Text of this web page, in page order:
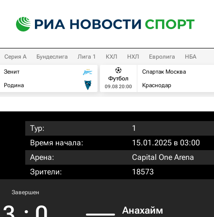
Серия А Бундеслига Лига 1 КХЛ НХЛ Евролига НБА
Зенит
Родина
Футбол
09.08 20:00
Спартак Москва
Краснодар
Тур:
1
Время начала:
15.01.2025 в 03:00
Арена:
Capital One Arena
Зрители:
18573
Завершен
Анахайм